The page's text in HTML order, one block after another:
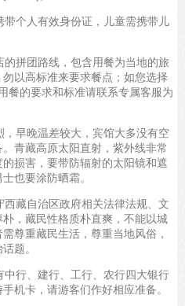
个人有效身份证，儿童需携带儿
拼团路线，包含用餐为当地的旅
以高标准来要求餐点；如您选择
餐的要求和标准请联系专属客服为
早晚温差较大，宾馆大多没有空
青藏高原太阳直射，紫外线非常
损害，要带防辐射的太阳镜和遮
也要涂防晒霜。
藏自治区政府相关法律法规、文
，藏民性格质朴直爽，不能以城
尊重藏民生活，尊重当地风俗，
题。
行、建行、工行、农行四大银行
机卡，请游客们作好相应准备。